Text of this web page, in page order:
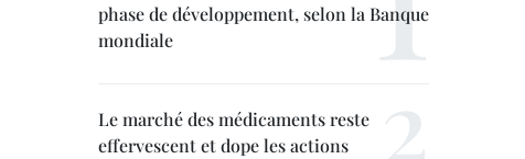
phase de développement, selon la Banque
mondiale
Le marché des médicaments reste
effervescent et dope les actions